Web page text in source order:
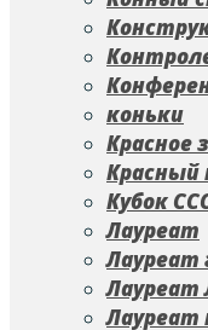
коньки
Красное
Красный
Кубок
Лауреат
Лауреат
Лауреат
Лауреат